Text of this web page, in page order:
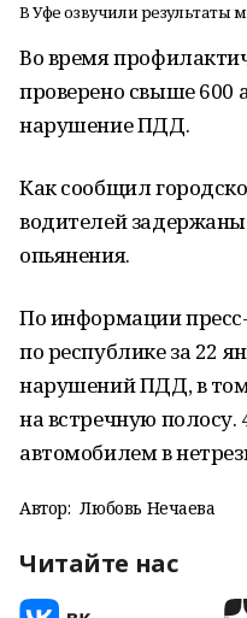
В Уфе озвучили результаты
Во время
проверено свыше 600
нарушение ПДД.
Как сообщил
водителей задержаны
опьянения.
По информации
по республике за 22
нарушений ПДД, в
на встречную
автомобилем в
Автор: Любовь Нечаева
Читайте нас